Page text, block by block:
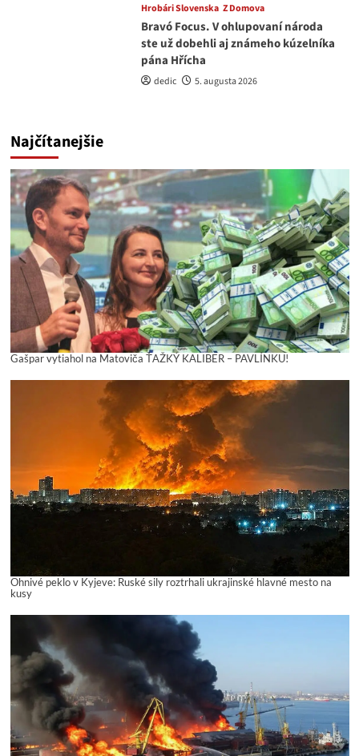
Hrobári Slovenska Z Domova
Bravó Focus. V ohlupovaní národa
ste už dobehli aj známeho kúzelníka
pána Hřícha
dedic 5. augusta 2026
Najčítanejšie
Gašpar vytiahol na Matoviča ŤAŽKÝ KALIBER – PAVLÍNKU!
Ohnivé peklo v Kyjeve: Ruské sily roztrhali ukrajinské hlavné mesto na
kusy